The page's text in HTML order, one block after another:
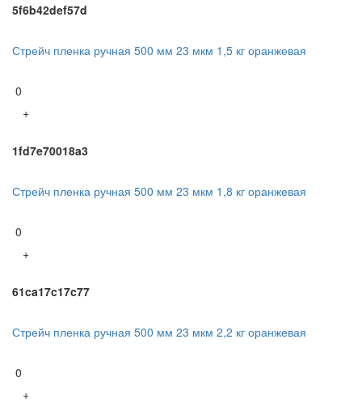
5f6b42def57d
Стрейч пленка ручная 500 мм 23 мкм 1,5 кг оранжевая
0
+
1fd7e70018a3
Стрейч пленка ручная 500 мм 23 мкм 1,8 кг оранжевая
0
+
61ca17c17c77
Стрейч пленка ручная 500 мм 23 мкм 2,2 кг оранжевая
0
+